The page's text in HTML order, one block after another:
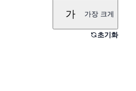
가 가장 크게
초기화